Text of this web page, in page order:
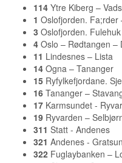
114 Ytre Kiberg –
1 Oslofjorden. Fa;rder
3 Oslofjorden.
4 Oslo – Rødtangen –
11 Lindesnes – Lista
14 Ogna – Tananger
15 Ryfylkefjordane.
16 Tananger –
17 Karmsundet -
19 Ryvarden –
311 Statt - Andenes
321 Andenes -
322 Fuglaybanken –